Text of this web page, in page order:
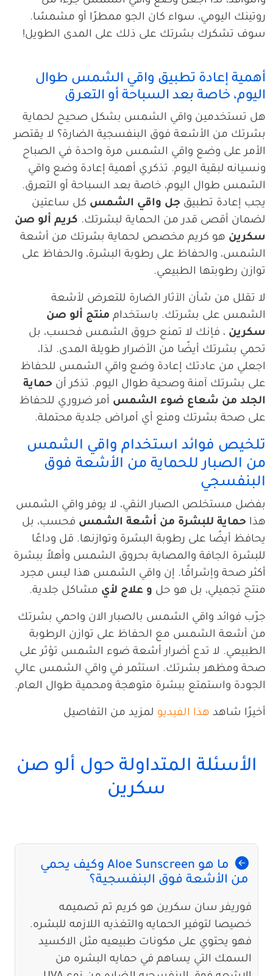
روتينك اليومي، سواء كان الجو ممطرًا أو مشمسًا.
سوف تشكرك بشرتك على ذلك على المدى الطويل!
أهمية إعادة تطبيق واقي الشمس طوال
اليوم، خاصة بعد السباحة أو التعرق
هل تستخدمين واقي الشمس بشكل صحيح لحماية
بشرتك من الأشعة فوق البنفسجية الضارة؟ لا يقتصر
الأمر على وضع واقي الشمس مرة واحدة في الصباح
ونسيانه لبقية اليوم. تذكري أهمية إعادة وضع واقي
الشمس طوال اليوم، خاصة بعد السباحة أو التعرق.
يجب إعادة تطبيق جل واقي الشمس كل ساعتين
لضمان أقصى قدر من الحماية لبشرتك. كريم ألو صن
سكرين هو كريم مخصص لحماية بشرتك من أشعة
الشمس، والحفاظ على رطوبة البشرة، والحفاظ على
توازن رطوبتها الطبيعي.
لا تقلل من شأن الآثار الضارة للتعرض لأشعة
الشمس على بشرتك. باستخدام منتج ألو صن
سكرين ، فإنك لا تمنع حروق الشمس فحسب، بل
تحمي بشرتك أيضًا من الأضرار طويلة المدى. لذا،
اجعلي من عادتك إعادة وضع واقي الشمس للحفاظ
على بشرتك آمنة وصحية طوال اليوم. تذكر أن حماية
الجلد من شعاع ضوء الشمس أمر ضروري للحفاظ
على صحة بشرتك ومنع أي أمراض جلدية محتملة.
تلخيص فوائد استخدام واقي الشمس
من الصبار للحماية من الأشعة فوق
البنفسجي
بفضل مستخلص الصبار النقي، لا يوفر واقي الشمس
هذا حماية للبشرة من أشعة الشمس فحسب، بل
يحافظ أيضًا على رطوبة البشرة وتوازنها. قل وداعًا
للبشرة الجافة والمصابة بحروق الشمس وأهلاً ببشرة
أكثر صحة وإشراقًا. إن واقي الشمس هذا ليس مجرد
منتج تجميلي، بل هو حل و علاج لأي مشاكل جلدية.
جرّب فوائد واقي الشمس بالصبار الان واحمي بشرتك
من أشعة الشمس مع الحفاظ على توازن الرطوبة
الطبيعي. لا تدع أضرار أشعة ضوء الشمس تؤثر على
صحة ومظهر بشرتك. استثمر في واقي الشمس عالي
الجودة واستمتع ببشرة متوهجة ومحمية طوال العام.
أخيرًا شاهد هذا الفيديو لمزيد من التفاصيل
الأسئلة المتداولة حول ألو صن
سكرين
ما هو Aloe Sunscreen وكيف يحمي
من الأشعة فوق البنفسجية؟
فوريفر سان سكرين هو كريم تم تصميمه
خصيصا لتوفير الحمايه والتغذيه اللازمه للبشره.
فهو يحتوي على مكونات طبيعيه مثل الاكسيد
السمك التي يساهم في حمايه البشره من